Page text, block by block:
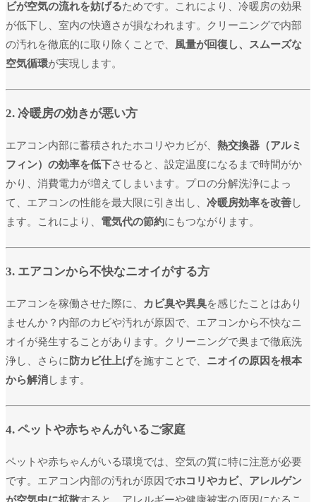
ビが空気の流れを妨げるためです。これにより、冷暖房の効果
が低下し、室内の快適さが損なわれます。クリーニングで内部
の汚れを徹底的に取り除くことで、 風量が回復し、スムーズな
空気循環が実現します。
2. 冷暖房の効きが悪い方
エアコン内部に蓄積されたホコリやカビが、 熱交換器（アルミ
フィン）の効率を低下させると、設定温度になるまで時間がか
かり、消費電力が増えてしまいます。プロの分解洗浄によっ
て、エアコンの性能を最大限に引き出し、 冷暖房効率を改善し
ます。これにより、 電気代の節約にもつながります。
3. エアコンから不快なニオイがする方
エアコンを稼働させた際に、 カビ臭や異臭を感じたことはあり
ませんか？内部のカビや汚れが原因で、エアコンから不快なニ
オイが発生することがあります。クリーニングで奥まで徹底洗
浄し、さらに 防カビ仕上げを施すことで、 ニオイの原因を根本
から解消します。
4. ペットや赤ちゃんがいるご家庭
ペットや赤ちゃんがいる環境では、空気の質に特に注意が必要
です。エアコン内部の汚れが原因でホコリやカビ、アレルゲン